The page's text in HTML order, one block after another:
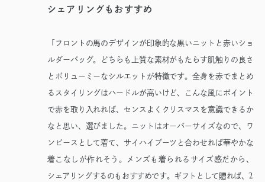
シェアリングもおすすめ
「フロントの馬のデザインが印象的な黒いニットと赤いショ
ルダーバッグ。どちらも上質な素材がもたらす肌触りの良さ
とボリューミーなシルエットが特徴です。全身を赤でまとめ
るスタイリングはハードルが高いけど、こんな風にポイント
で赤を取り入れれば、センスよくクリスマスを意識できるか
なと思い、選びました。ニットはオーバーサイズなので、ワ
ンピースとして着て、サイハイブーツと合わせれば華やかな
着こなしが作れそう。メンズも着られるサイズ感だから、
シェアリングするのもおすすめです。ギフトとして贈れば、2